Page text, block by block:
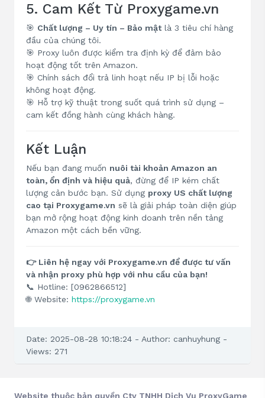
5. Cam Kết Từ Proxygame.vn
🎯 Chất lượng – Uy tín – Bảo mậtlà 3 tiêu chí hàng
đầu của chúng tôi.
🎯 Proxy luôn được kiểm tra định kỳ để đảm bảo
hoạt động tốt trên Amazon.
🎯 Chính sách đổi trả linh hoạt nếu IP bị lỗi hoặc
không hoạt động.
🎯 Hỗ trợ kỹ thuật trong suốt quá trình sử dụng –
cam kết đồng hành cùng khách hàng.
Kết Luận
Nếu bạn đang muốn nuôi tài khoản Amazon an
toàn, ổn định và hiệu quả, đừng để IP kém chất
lượng cản bước bạn. Sử dụng proxy US chất lượng
cao tại Proxygame.vn sẽ là giải pháp toàn diện giúp
bạn mở rộng hoạt động kinh doanh trên nền tảng
Amazon một cách bền vững.
👉 Liên hệ ngay với Proxygame.vn để được tư vấn
và nhận proxy phù hợp với nhu cầu của bạn!
📞 Hotline: [0962866512]
🌐 Website: https://proxygame.vn
Date: 2025-08-28 10:18:24 - Author: canhuyhung -
Views: 271
Website thuộc bản quyền Cty TNHH Dịch Vụ ProxyGame